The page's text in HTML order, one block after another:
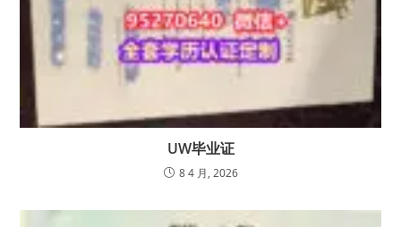
UW毕业证
8 4 月, 2026